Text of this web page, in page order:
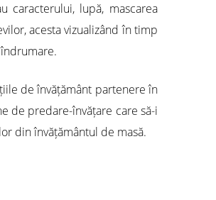
caracterului, lupă, mascarea
acesta vizualizând în timp
de învățământ partenere în
de predare-învățare care să-i
din învățământul de masă.